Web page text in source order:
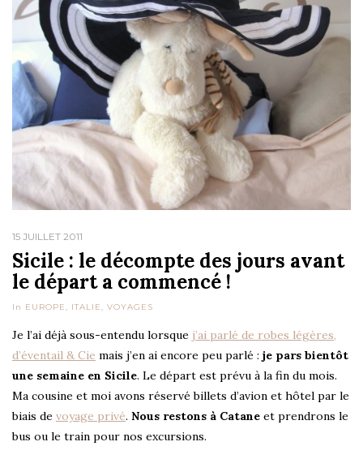
15 JUILLET 2011
Sicile : le décompte des jours avant
le départ a commencé !
In EUROPE, ITALIE, VOYAGES
Je l’ai déjà sous-entendu lorsque j’ai parlé de robes légères,
d’éventail & Cie mais j’en ai encore peu parlé : je pars bientôt
une semaine en Sicile. Le départ est prévu à la fin du mois.
Ma cousine et moi avons réservé billets d’avion et hôtel par le
biais de voyage privé. Nous restons à Catane et prendrons le
bus ou le train pour nos excursions.